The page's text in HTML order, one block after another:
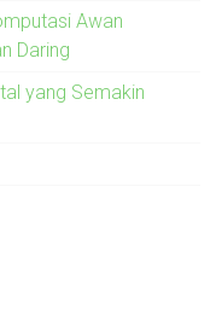
Awan
Daring
yang Semakin